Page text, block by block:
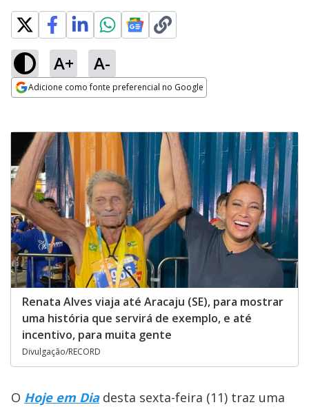
A+ A-
Adicione como fonte preferencial no Google
Renata Alves viaja até Aracaju (SE), para mostrar
uma história que servirá de exemplo, e até
incentivo, para muita gente
Divulgação/RECORD
O Hoje em Diadesta sexta-feira (11) traz uma